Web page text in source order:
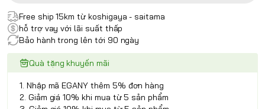
Free ship 15km từ koshigaya - saitama
hỗ trợ vay với lãi suất thấp
Bảo hành trong lên tới 90 ngày
Quà tặng khuyến mãi
1. Nhập mã EGANY thêm 5% đơn hàng
2. Giảm giá 10% khi mua từ 5 sản phẩm